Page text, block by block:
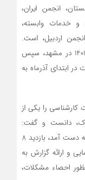
انجمن ایران،
خدمات وابسته،
اردبیل، است.
اولین نشست دبیرخانه در اسفند ماه 1401 در مشهد، سپس
ابتدای آذرماه به
کارشناسی را یکی از
دانست و گفت:
اولین دستاوردی که از این نشست ها به دست آمد، بازدید 8
و ارائه گزارش به
احصاء مشکلات،